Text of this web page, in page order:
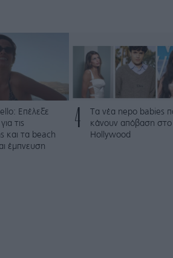
Επέλεξε
τις
και τα beach
έμπνευση
4
Τα νέα nepo babies
κάνουν απόβαση στο
Hollywood